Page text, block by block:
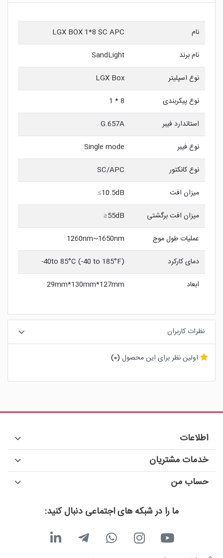
نام
LGX BOX 1*8 SC APC
نام برند
SandLight
نوع اسپلیتر
LGX Box
نوع پیکربندی
8 * 1
استاندارد فیبر
G.657A
نوع فیبر
Single mode
نوع کانکتور
SC/APC
میزان افت
10.5dB≥
میزان افت برگشتی
55dB≤
عملیات طول موج
1260nm~1650nm
دمای کارکرد
40to 85°C (-40 to 185°F)-
ابعاد
29mm*130mm*127mm
نظرات کاربران
اولین نظر برای این محصول (0)
ما را در شبکه های اجتماعی دنبال کنید:
اطلاعات
خدمات مشتریان
حساب من